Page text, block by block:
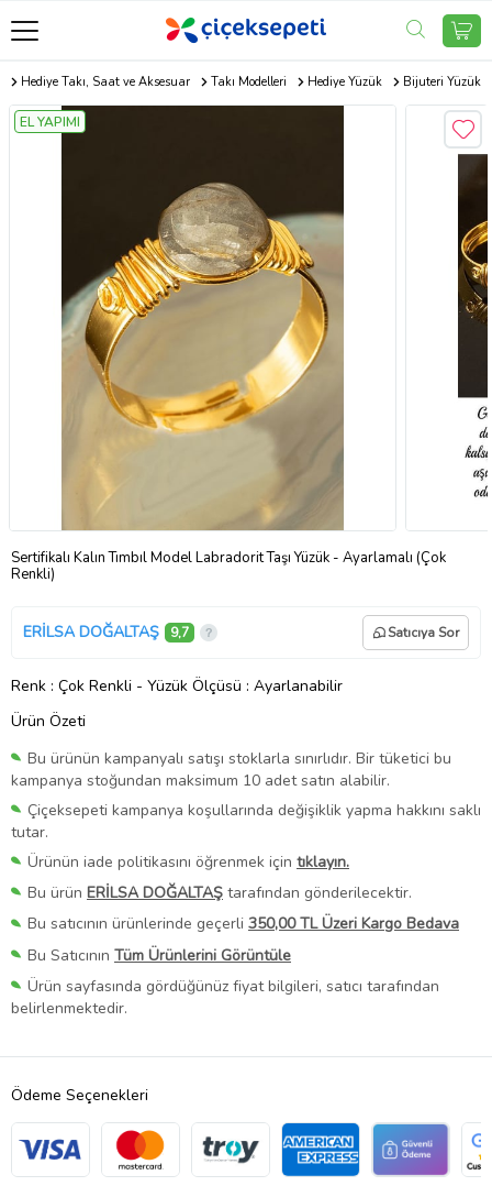
Hediye Takı, Saat ve Aksesuar Takı Modelleri Hediye Yüzük Bijuteri Yüzük
EL YAPIMI
Sertifikalı Kalın Tımbıl Model Labradorit Taşı Yüzük - Ayarlamalı (Çok
Renkli)
ERİLSA DOĞALTAŞ 9,7 Satıcıya Sor
Renk : Çok Renkli - Yüzük Ölçüsü : Ayarlanabilir
Ürün Özeti
Bu ürünün kampanyalı satışı stoklarla sınırlıdır. Bir tüketici bu
kampanya stoğundan maksimum 10 adet satın alabilir.
Çiçeksepeti kampanya koşullarında değişiklik yapma hakkını saklı
tutar.
Ürünün iade politikasını öğrenmek için tıklayın.
Bu ürün ERİLSA DOĞALTAŞ tarafından gönderilecektir.
Bu satıcının ürünlerinde geçerli 350,00 TL Üzeri Kargo Bedava
Bu Satıcının Tüm Ürünlerini Görüntüle
Ürün sayfasında gördüğünüz fiyat bilgileri, satıcı tarafından
belirlenmektedir.
Ödeme Seçenekleri